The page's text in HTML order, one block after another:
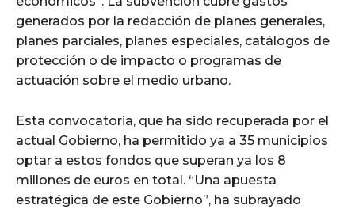
generados por la redacción de planes generales,
planes parciales, planes especiales, catálogos de
protección o de impacto o programas de
actuación sobre el medio urbano.
Esta convocatoria, que ha sido recuperada por el
actual Gobierno, ha permitido ya a 35 municipios
optar a estos fondos que superan ya los 8
millones de euros en total. “Una apuesta
estratégica de este Gobierno”, ha subrayado